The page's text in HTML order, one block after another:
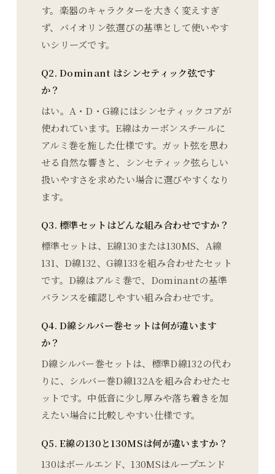
す。楽器のキャラクターを大きく変えすぎ
ず、バイオリン弦選びの基準として使いやす
いシリーズです。
Q2. Dominant はシンセティック弦です
か？
はい。A・D・G線にはシンセティックコアが
使われています。E線はカーボンスチールに
アルミ巻を施した仕様です。ガット弦を思わ
せる自然な響きと、シンセティック弦らしい
扱いやすさを求めたい場合に選びやすくなり
ます。
Q3. 標準セットはどんな組み合わせですか？
標準セットは、E線130または130MS、A線
131、D線132、G線133を組み合わせたセット
です。D線はアルミ巻で、Dominantの基準
バランスを確認しやすい組み合わせです。
Q4. D線シルバー巻セットは何が違います
か？
D線シルバー巻セットは、標準D線132の代わ
りに、シルバー巻D線132Aを組み合わせたセ
ットです。中低音に少し厚みや落ち着きを加
えたい場合に比較しやすい仕様です。
Q5. E線の130と130MSは何が違いますか？
130はボールエンド、130MSはループエンド